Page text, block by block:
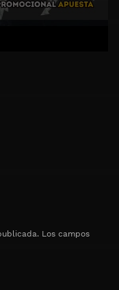
desbloquear el
hora
Los campos